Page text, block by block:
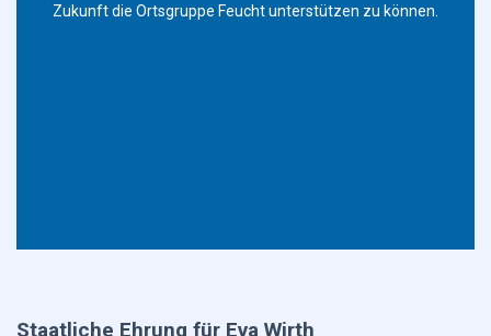
Zukunft die Ortsgruppe Feucht unterstützen zu können.
Staatliche Ehrung für Eva Wirth